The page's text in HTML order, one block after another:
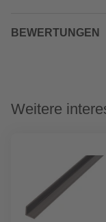
BEWERTUNGEN
Weitere